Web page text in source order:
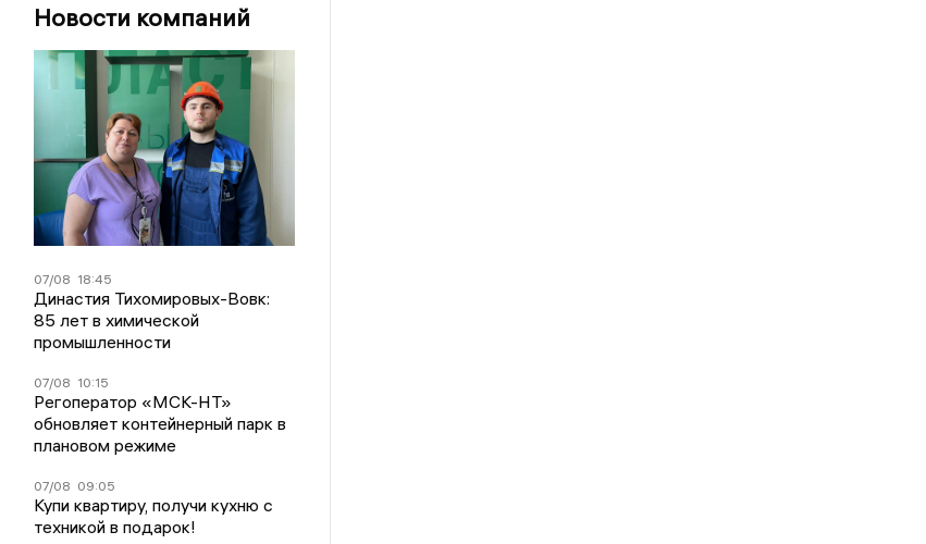
Новости компаний
07/08 18:45
Династия Тихомировых-Вовк:
85 лет в химической
промышленности
07/08 10:15
Регоператор «МСК-НТ»
обновляет контейнерный парк в
плановом режиме
07/08 09:05
Купи квартиру, получи кухню с
техникой в подарок!